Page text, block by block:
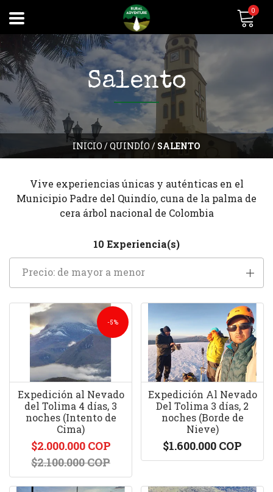
0
INICIO/QUINDÍO/ SALENTO
Salento
Vive experiencias únicas y auténticas en el
Municipio Padre del Quindío, cuna de la palma de
cera árbol nacional de Colombia
10 Experiencia(s)
Precio: de mayor a menor
-5%
Expedición al Nevado
del Tolima 4 días, 3
noches (Intento de
Cima)
$2.000.000 COP
$2.100.000 COP
Expedición Al Nevado
Del Tolima 3 días, 2
noches (Borde de
Nieve)
$1.600.000 COP